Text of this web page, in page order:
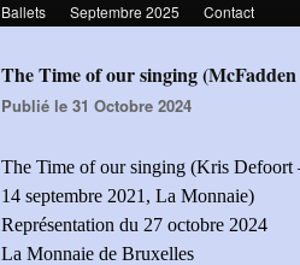
Ballets
Septembre 2025 Contact
The Time of our singing
Publié le 31 Octobre 2024
The Time of our singing (Kris Defoort
14 septembre 2021, La Monnaie)
Représentation du 27 octobre 2024
La Monnaie de Bruxelles